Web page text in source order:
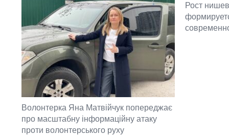
Волонтерка Яна Матвійчук попереджає
про масштабну інформаційну атаку
проти волонтерського руху
Рост